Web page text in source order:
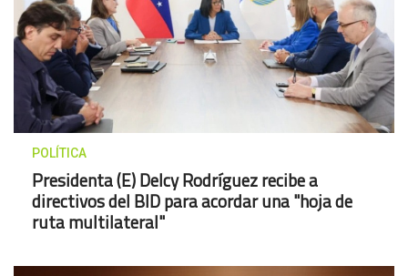
POLÍTICA
Presidenta (E) Delcy Rodríguez recibe a
directivos del BID para acordar una "hoja de
ruta multilateral"